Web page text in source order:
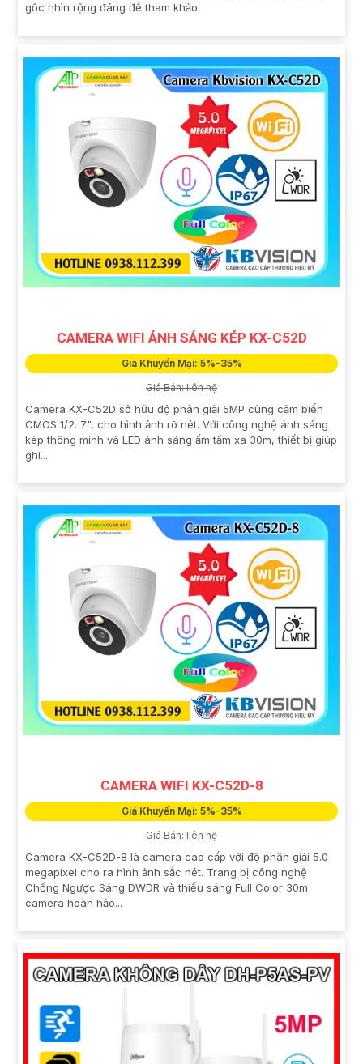
gốc nhìn rộng đáng để tham khảo
CAMERA WIFI ÁNH SÁNG KÉP KX-C52D
Giá Khuyến Mại: 5%-35%
Giá Bán: liên hệ
Camera KX-C52D sở hữu độ phân giải 5MP cùng cảm biến
CMOS 1/2. 7", cho hình ảnh rõ nét. Với công nghệ ánh sáng
kép thông minh và LED ánh sáng ấm tầm xa 30m, thiết bị giúp
ghi...
CAMERA WIFI KX-C52D-8
Giá Khuyến Mại: 5%-35%
Giá Bán: liên hệ
Camera KX-C52D-8 là camera cao cấp với độ phân giải 5.0
megapixel cho ra hình ảnh sắc nét. Trang bị công nghệ
Chống Ngược Sáng DWDR và thiếu sáng Full Color 30m
camera hoàn hảo...